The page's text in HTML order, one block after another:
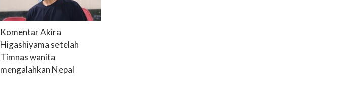
Komentar Akira
Higashiyama setelah
Timnas wanita
mengalahkan Nepal